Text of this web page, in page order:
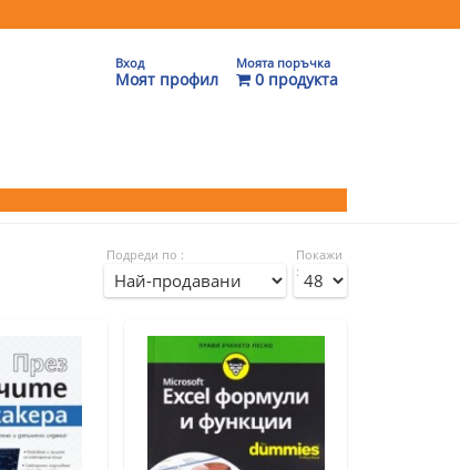
Вход
Моят профил
Моята поръчка
0 продукта
Подреди по :
Покажи
: